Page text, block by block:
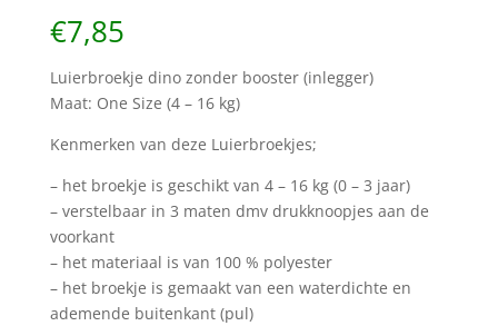
€7,85
Luierbroekje dino zonder booster (inlegger)
Maat: One Size (4 – 16 kg)
Kenmerken van deze Luierbroekjes;
– het broekje is geschikt van 4 – 16 kg (0 – 3 jaar)
– verstelbaar in 3 maten dmv drukknoopjes aan de
voorkant
– het materiaal is van 100 % polyester
– het broekje is gemaakt van een waterdichte en
ademende buitenkant (pul)